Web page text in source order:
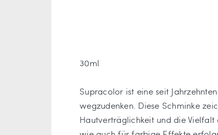
30ml
Supracolor ist eine seit
wegzudenken. Diese Schminke
Hautverträglichkeit und die